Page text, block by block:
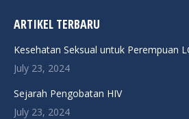
opens
in
new
opens
in
new
opens
in
new
opens
in
in
ARTIKEL TERBARU
Kesehatan Seksual untuk Perempuan
July 23, 2024
Sejarah Pengobatan HIV
July 23, 2024